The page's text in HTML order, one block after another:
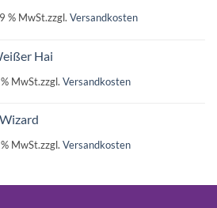
% MwSt.zzgl. Versandkosten
Hai
MwSt.zzgl. Versandkosten
MwSt.zzgl. Versandkosten